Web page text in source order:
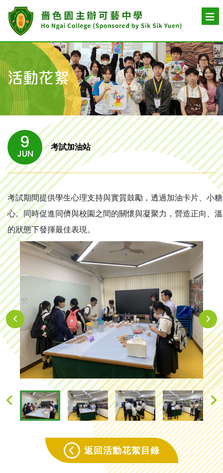
活動花絮
9
JUN
考試加油站
考試期間提供學生心理支持與實質鼓勵，透過加油卡片、小
心。同時促進同儕與校園之間的關懷與凝聚力，營造正向、
的狀態下發揮最佳表現。
返回活動花絮目錄